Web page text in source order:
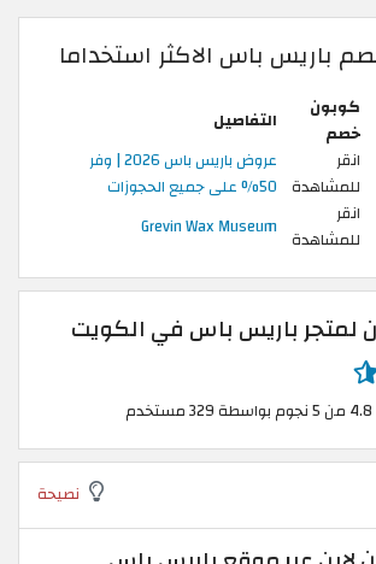
باريس باس الاكثر استخداما
كوبون
خصم
التفاصيل
انقر
للمشاهدة
عروض باريس باس 2026 | وفر
50% على جميع الحجوزات
انقر
للمشاهدة Grevin Wax Museum
لمتجر باريس باس في الكويت
نصيحة